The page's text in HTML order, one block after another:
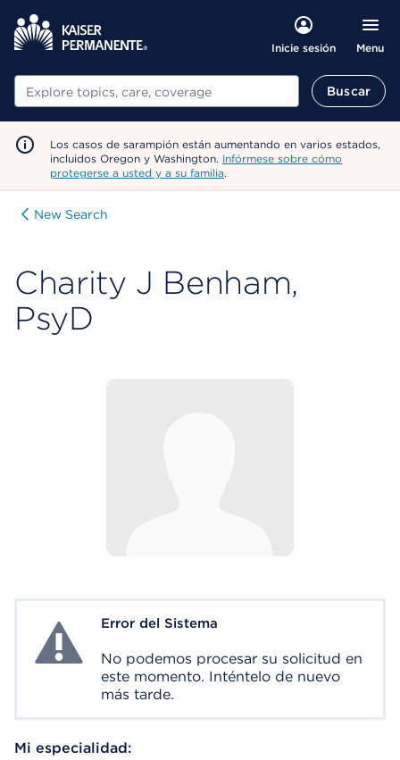
Inicie sesión Menu
Buscar Buscar
Los casos de sarampión están aumentando en varios estados,
incluidos Oregon y Washington. Infórmese sobre cómo
protegerse a usted y a su familia.
New Search
Charity J Benham,
PsyD
System ErrorError del Sistema
No podemos procesar su solicitud en
este momento. Inténtelo de nuevo
más tarde.
Mi especialidad: